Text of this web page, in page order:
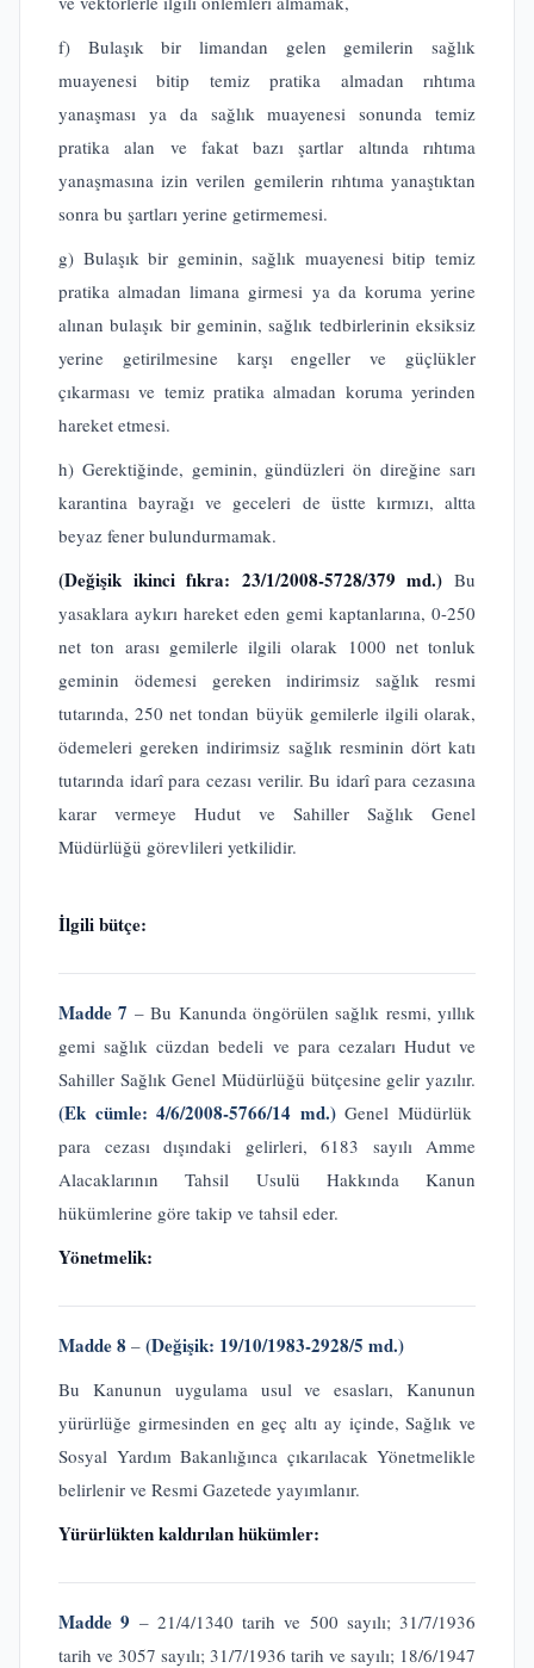
f) Bulaşık bir limandan gelen gemilerin sağlık
muayenesi bitip temiz pratika almadan rıhtıma
yanaşması ya da sağlık muayenesi sonunda temiz
pratika alan ve fakat bazı şartlar altında rıhtıma
yanaşmasına izin verilen gemilerin rıhtıma yanaştıktan
sonra bu şartları yerine getirmemesi.
g) Bulaşık bir geminin, sağlık muayenesi bitip temiz
pratika almadan limana girmesi ya da koruma yerine
alınan bulaşık bir geminin, sağlık tedbirlerinin eksiksiz
yerine getirilmesine karşı engeller ve güçlükler
çıkarması ve temiz pratika almadan koruma yerinden
hareket etmesi.
h) Gerektiğinde, geminin, gündüzleri ön direğine sarı
karantina bayrağı ve geceleri de üstte kırmızı, altta
beyaz fener bulundurmamak.
(Değişik ikinci fıkra: 23/1/2008-5728/379 md.) Bu
yasaklara aykırı hareket eden gemi kaptanlarına, 0-250
net ton arası gemilerle ilgili olarak 1000 net tonluk
geminin ödemesi gereken indirimsiz sağlık resmi
tutarında, 250 net tondan büyük gemilerle ilgili olarak,
ödemeleri gereken indirimsiz sağlık resminin dört katı
tutarında idarî para cezası verilir. Bu idarî para cezasına
karar vermeye Hudut ve Sahiller Sağlık Genel
Müdürlüğü görevlileri yetkilidir.
İlgili bütçe:
Madde 7 – Bu Kanunda öngörülen sağlık resmi, yıllık
gemi sağlık cüzdan bedeli ve para cezaları Hudut ve
Sahiller Sağlık Genel Müdürlüğü bütçesine gelir yazılır.
(Ek cümle: 4/6/2008-5766/14 md.) Genel Müdürlük
para cezası dışındaki gelirleri, 6183 sayılı Amme
Alacaklarının Tahsil Usulü Hakkında Kanun
hükümlerine göre takip ve tahsil eder.
Yönetmelik:
Madde 8 – (Değişik: 19/10/1983-2928/5 md.)
Bu Kanunun uygulama usul ve esasları, Kanunun
yürürlüğe girmesinden en geç altı ay içinde, Sağlık ve
Sosyal Yardım Bakanlığınca çıkarılacak Yönetmelikle
belirlenir ve Resmi Gazetede yayımlanır.
Yürürlükten kaldırılan hükümler:
Madde 9 – 21/4/1340 tarih ve 500 sayılı; 31/7/1936
tarih ve 3057 sayılı; 31/7/1936 tarih ve sayılı; 18/6/1947